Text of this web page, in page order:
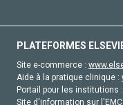
PLATEFORMES
Site e-commerce :
Aide à la pratique clinique :
Portail pour les institutions :
Site d'information sur l'EMC